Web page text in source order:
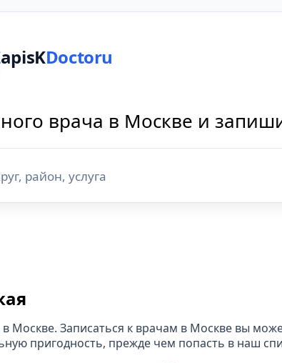
Doctoru
врача в Москве и
Москве. Записаться к врачам в Москве вы
пригодность, прежде чем попасть в наш